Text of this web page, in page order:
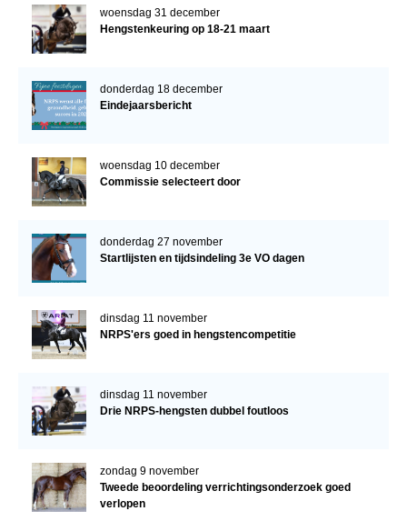
woensdag 31 december
Hengstenkeuring op 18-21 maart
donderdag 18 december
Eindejaarsbericht
woensdag 10 december
Commissie selecteert door
donderdag 27 november
Startlijsten en tijdsindeling 3e VO dagen
dinsdag 11 november
NRPS'ers goed in hengstencompetitie
dinsdag 11 november
Drie NRPS-hengsten dubbel foutloos
zondag 9 november
Tweede beoordeling verrichtingsonderzoek goed
verlopen